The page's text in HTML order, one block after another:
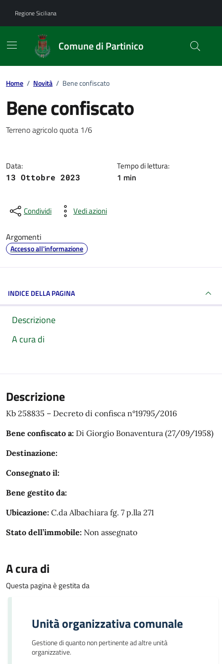
Regione Siciliana
Comune di Partinico
Home / Novità / Bene confiscato
Bene confiscato
Dettagli della notizia
Terreno agricolo quota 1/6
Data:
13 Ottobre 2023
Tempo di lettura:
1 min
Condividi Vedi azioni
Argomenti
Accesso all'informazione
INDICE DELLA PAGINA
Descrizione
A cura di
Descrizione
Kb 258835 – Decreto di confisca n°19795/2016
Bene confiscato a: Di Giorgio Bonaventura (27/09/1958)
Destinazione:
Consegnato il:
Bene gestito da:
Ubicazione: C.da Albachiara fg. 7 p.lla 271
Stato dell’immobile: Non assegnato
A cura di
Questa pagina è gestita da
Unità organizzativa comunale
Gestione di quanto non pertinente ad altre unità
organizzative.